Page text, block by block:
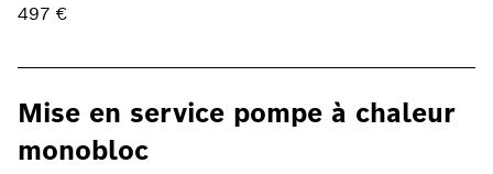
497 €
Mise en service pompe à chaleur
monobloc